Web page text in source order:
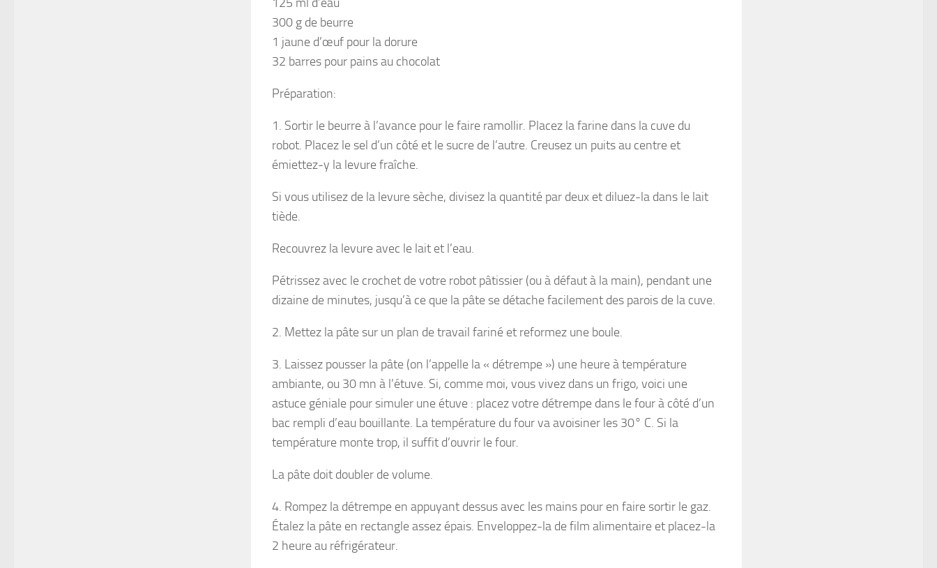
300 g de beurre
1 jaune d’œuf pour la dorure
32 barres pour pains au chocolat
Préparation:
1. Sortir le beurre à l’avance pour le faire ramollir. Placez la farine dans la cuve du
robot. Placez le sel d’un côté et le sucre de l’autre. Creusez un puits au centre et
émiettez-y la levure fraîche.
Si vous utilisez de la levure sèche, divisez la quantité par deux et diluez-la dans le lait
tiède.
Recouvrez la levure avec le lait et l’eau.
Pétrissez avec le crochet de votre robot pâtissier (ou à défaut à la main), pendant une
dizaine de minutes, jusqu’à ce que la pâte se détache facilement des parois de la cuve.
2. Mettez la pâte sur un plan de travail fariné et reformez une boule.
3. Laissez pousser la pâte (on l’appelle la « détrempe ») une heure à température
ambiante, ou 30 mn à l’étuve. Si, comme moi, vous vivez dans un frigo, voici une
astuce géniale pour simuler une étuve : placez votre détrempe dans le four à côté d’un
bac rempli d’eau bouillante. La température du four va avoisiner les 30° C. Si la
température monte trop, il suffit d’ouvrir le four.
La pâte doit doubler de volume.
4. Rompez la détrempe en appuyant dessus avec les mains pour en faire sortir le gaz.
Étalez la pâte en rectangle assez épais. Enveloppez-la de film alimentaire et placez-la
2 heure au réfrigérateur.